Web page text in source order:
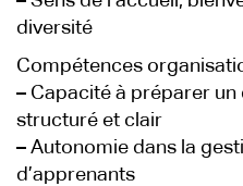
diversité
Compétences
– Capacité à préparer
structuré et clair
– Autonomie dans la
d’apprenants